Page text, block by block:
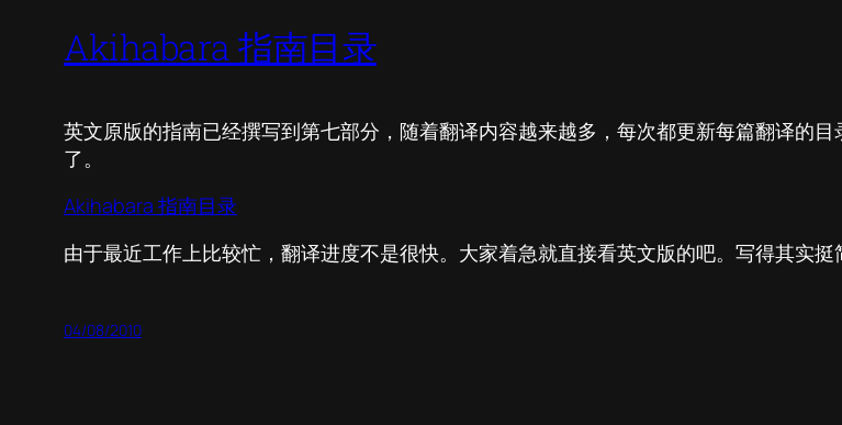
Akihabara 指南目录
英文原版的指南已经撰写到第七部分，随着翻译内容越来越多，每次都更新每篇翻译的
了。
Akihabara 指南目录
由于最近工作上比较忙，翻译进度不是很快。大家着急就直接看英文版的吧。写得其实挺
04/08/2010